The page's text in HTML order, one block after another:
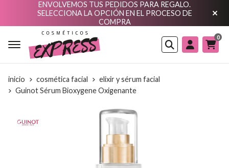
ENVOLVEMOS TUS PEDIDOS PARA REGALO.
SELECCIONA LA OPCIÓN EN EL PROCESO DE
COMPRA
Buscar
0
inicio cosmética facial
elixir y sérum facial
Guinot Sérum Bioxygene Oxigenante